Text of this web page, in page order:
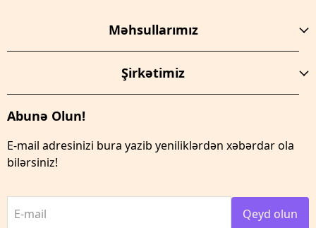
Məhsullarımız
Şirkətimiz
Abunə Olun!
E-mail adresinizi bura yazib yeniliklərdən xəbərdar ola
bilərsiniz!
E-mail Qeyd olun